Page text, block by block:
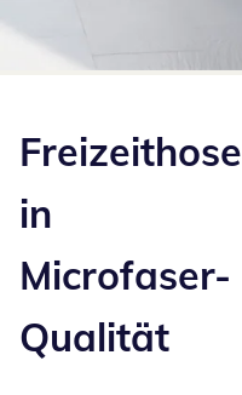
Freizeithose
in
Microfaser-
Qualität